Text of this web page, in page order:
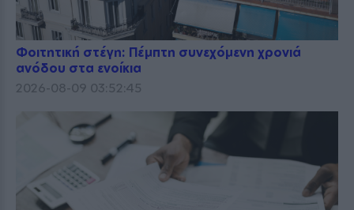
Φοιτητική στέγη: Πέμπτη συνεχόμενη χρονιά
ανόδου στα ενοίκια
2026-08-09 03:52:45